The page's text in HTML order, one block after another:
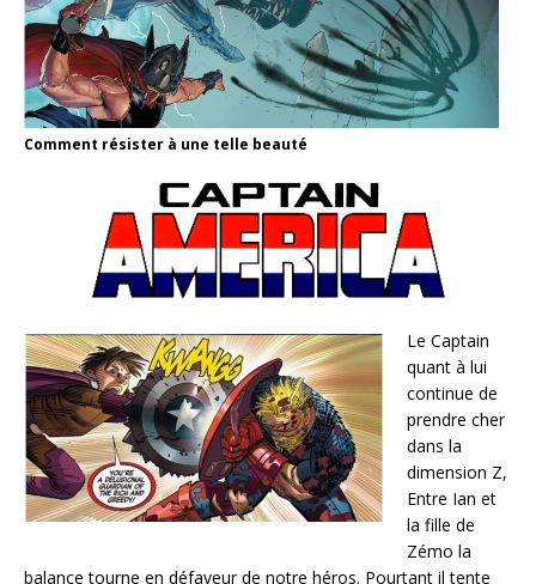
Comment résister à une telle beauté
Le Captain
quant à lui
continue de
prendre cher
dans la
dimension Z,
Entre Ian et
la fille de
Zémo la
balance tourne en défaveur de notre héros. Pourtant il tente